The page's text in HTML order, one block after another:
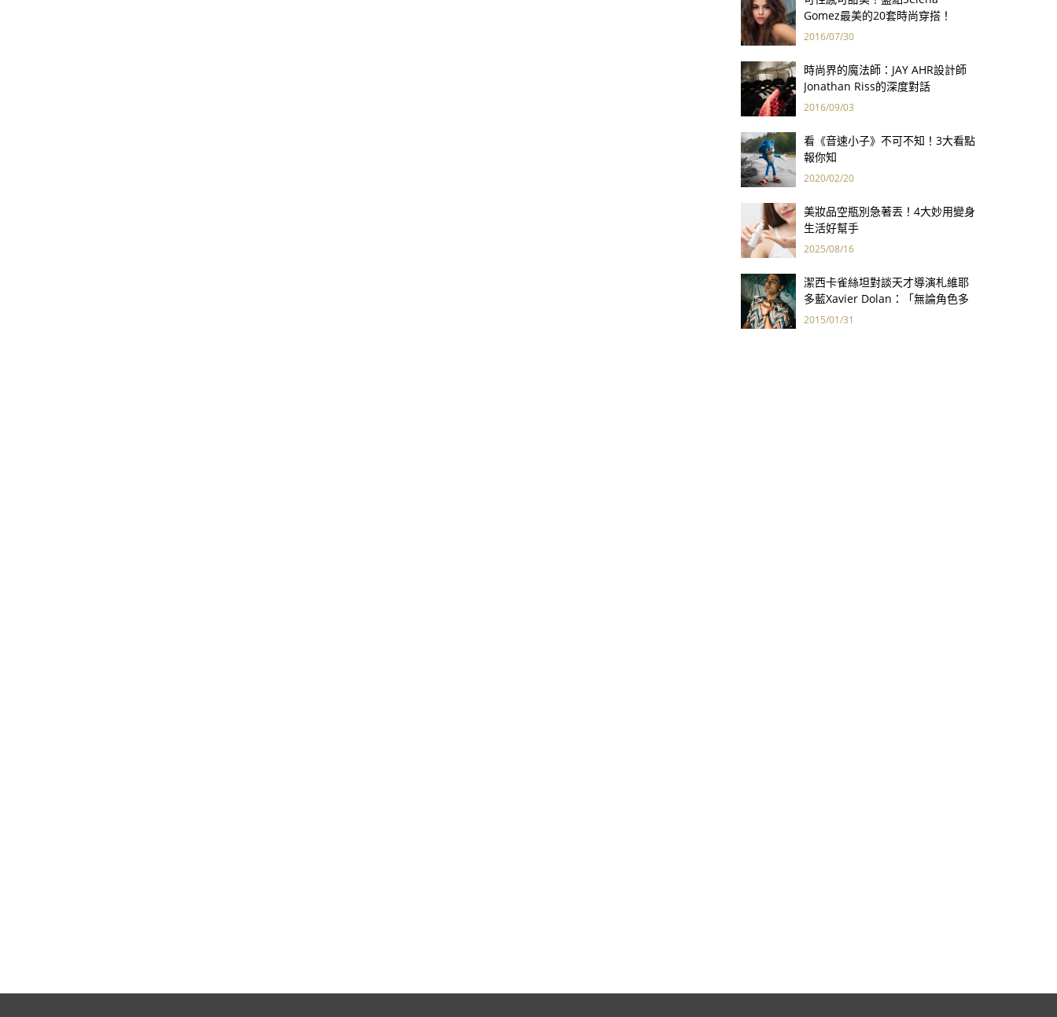
Gomez最美的20套時尚穿搭！
2016/07/30
時尚界的魔法師：JAY AHR設計師
Jonathan Riss的深度對話
2016/09/03
看《音速小子》不可不知！3大看點
報你知
2020/02/20
美妝品空瓶別急著丟！4大妙用變身
生活好幫手
2025/08/16
潔西卡雀絲坦對談天才導演札維耶
多藍Xavier Dolan：「無論角色多
麼邊緣化，對我來說，當他們開
2015/01/31